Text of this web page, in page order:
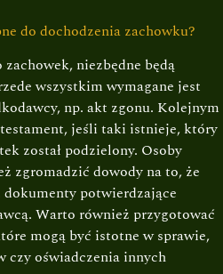
do dochodzenia zachowku?
niezbędne będą
wszystkim wymagane jest
np. akt zgonu. Kolejnym
jeśli taki istnieje, który
został podzielony. Osoby
zgromadzić dowody na to, że
potwierdzające
Warto również przygotować
mogą być istotne w sprawie,
czy oświadczenia innych